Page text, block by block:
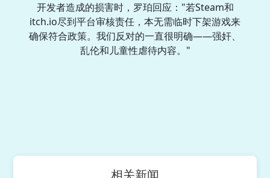
开发者造成的损害时，罗珀回应："若Steam和
itch.io尽到平台审核责任，本无需临时下架游戏来
确保符合政策。我们反对的一直很明确——强奸、
乱伦和儿童性虐待内容。"
相关新闻